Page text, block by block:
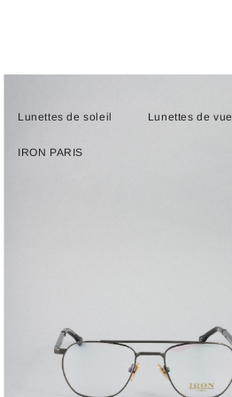
Lunettes de soleil Lunettes de vue
IRON PARIS